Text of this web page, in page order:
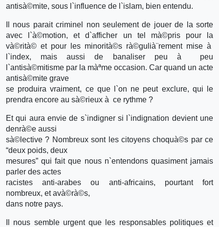
antisà©mite, sous l`influence de l`islam, bien entendu.
Il nous parait criminel non seulement de jouer de la sorte
avec l`à©motion, et d`afficher un tel mà©pris pour la
và©rità© et pour les minorità©s rà©gulià¨rement mise à
l`index, mais aussi de banaliser peu à peu
l`antisà©mitisme par la màªme occasion. Car quand un acte
antisà©mite grave
se produira vraiment, ce que l`on ne peut exclure, qui le
prendra encore au sà©rieux à ce rythme ?
Et qui aura envie de s`indigner si l`indignation devient une
denrà©e aussi
sà©lective ? Nombreux sont les citoyens choquà©s par ce
“deux poids, deux
mesures” qui fait que nous n`entendons quasiment jamais
parler des actes
racistes anti-arabes ou anti-africains, pourtant fort
nombreux, et avà©rà©s,
dans notre pays.
Il nous semble urgent que les responsables politiques et